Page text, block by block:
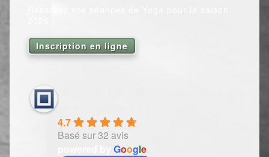
Inscription en ligne
Moments Pour Moi - Centre de Yoga
et de Shiatsu
4.7
Basé sur 32 avis
Google